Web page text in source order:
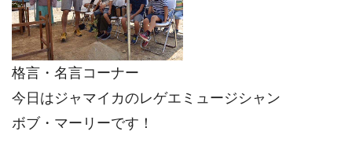
格言・名言コーナー
今日はジャマイカのレゲエミュージシャン
ボブ・マーリーです！